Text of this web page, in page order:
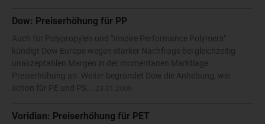
Dow: Preiserhöhung für PP
Auch für Polypropylen und "Inspire Performance Polymers"
kündigt Dow Europe wegen starker Nachfrage bei gleichzeitig
unakzeptablen Margen in der momentanen Marktlage
Preiserhöhung an. Weiter begründet Dow die Anhebung, wie
schon für PE und PS...
Voridian: Preiserhöhung für PET